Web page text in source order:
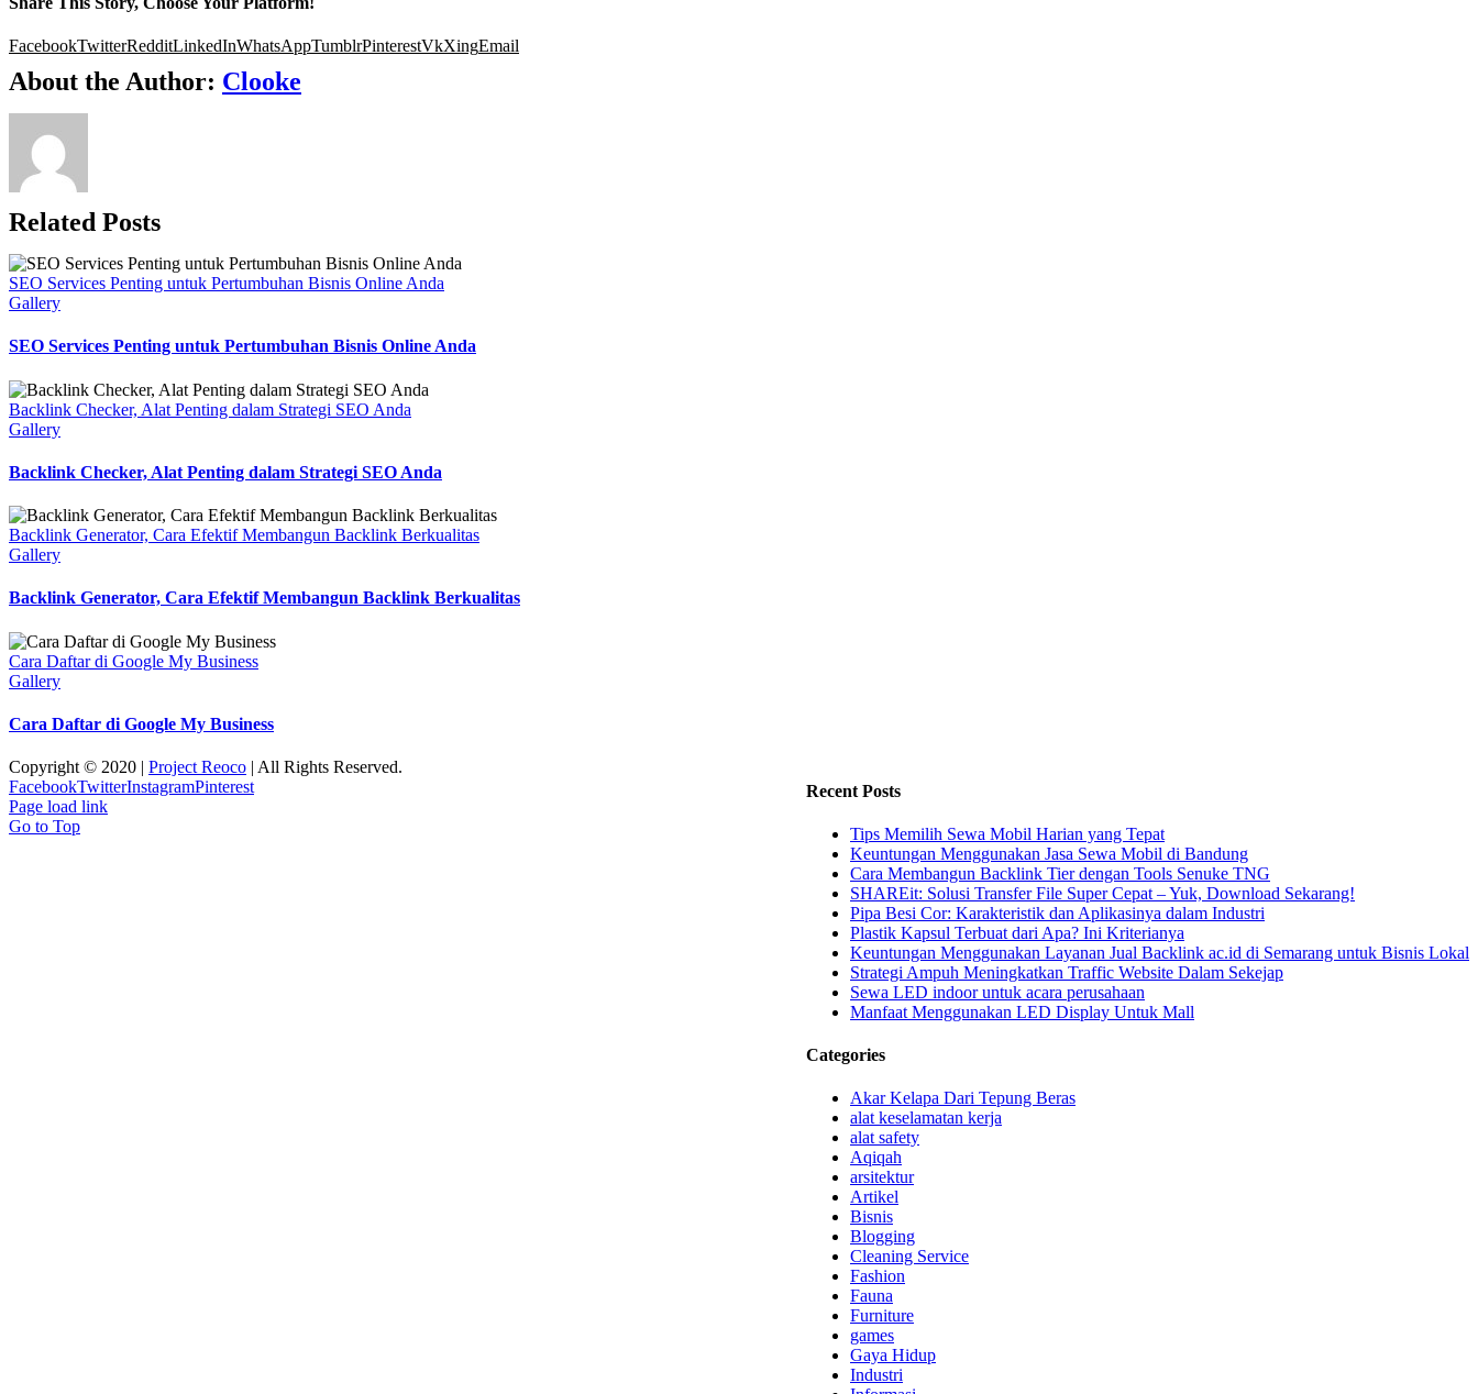
FacebookTwitterRedditLinkedInWhatsAppTumblrPinterestVkXingEmail
About the Author: Clooke
Related Posts
SEO Services Penting untuk Pertumbuhan Bisnis Online Anda
Gallery
SEO Services Penting untuk Pertumbuhan Bisnis Online Anda
Backlink Checker, Alat Penting dalam Strategi SEO Anda
Gallery
Backlink Checker, Alat Penting dalam Strategi SEO Anda
Backlink Generator, Cara Efektif Membangun Backlink Berkualitas
Gallery
Backlink Generator, Cara Efektif Membangun Backlink Berkualitas
Cara Daftar di Google My Business
Gallery
Cara Daftar di Google My Business
Recent Posts
Tips Memilih Sewa Mobil Harian yang Tepat
Keuntungan Menggunakan Jasa Sewa Mobil di Bandung
Cara Membangun Backlink Tier dengan Tools Senuke TNG
SHAREit: Solusi Transfer File Super Cepat – Yuk, Download Sekarang!
Pipa Besi Cor: Karakteristik dan Aplikasinya dalam Industri
Plastik Kapsul Terbuat dari Apa? Ini Kriterianya
Keuntungan Menggunakan Layanan Jual Backlink ac.id di Semarang untuk Bisnis Lokal
Strategi Ampuh Meningkatkan Traffic Website Dalam Sekejap
Sewa LED indoor untuk acara perusahaan
Manfaat Menggunakan LED Display Untuk Mall
Categories
Akar Kelapa Dari Tepung Beras
alat keselamatan kerja
alat safety
Aqiqah
arsitektur
Artikel
Bisnis
Blogging
Cleaning Service
Fashion
Fauna
Furniture
games
Gaya Hidup
Industri
Copyright © 2020 | Project Reoco | All Rights Reserved.
FacebookTwitterInstagramPinterest
Page load link
Go to Top